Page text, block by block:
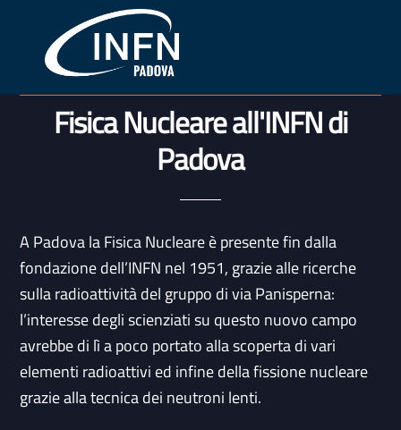
content
Fisica Nucleare all'INFN di
Padova
A Padova la Fisica Nucleare è presente fin dalla
fondazione dell’INFN nel 1951, grazie alle ricerche
sulla radioattività del gruppo di via Panisperna:
l’interesse degli scienziati su questo nuovo campo
avrebbe di lì a poco portato alla scoperta di vari
elementi radioattivi ed infine della fissione nucleare
grazie alla tecnica dei neutroni lenti.